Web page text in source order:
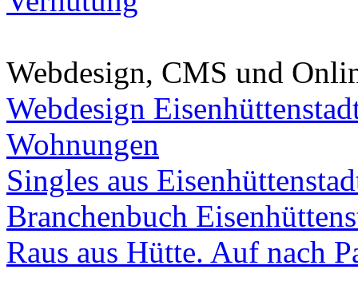
Webdesign, CMS und
Webdesign
Wohnungen
Singles aus
Branchenbuch
Raus aus Hütte. Auf nach